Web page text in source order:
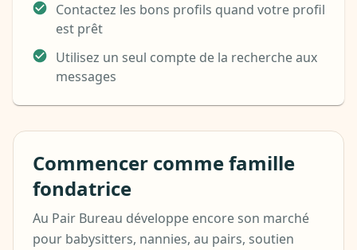
Contactez les bons profils quand votre profil
est prêt
Utilisez un seul compte de la recherche aux
messages
Commencer comme famille
fondatrice
Au Pair Bureau développe encore son marché
pour babysitters, nannies, au pairs, soutien